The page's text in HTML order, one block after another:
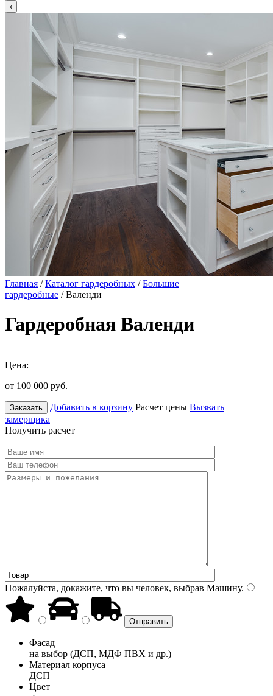
Главная /Каталог гардеробных /Большие
гардеробные / Валенди
Гардеробная Валенди
Цена:
от 100 000 руб.
Заказать Добавить в корзину Расчет цены Вызвать
замерщика
Получить расчет
Пожалуйста, докажите, что вы человек, выбрав Машину.
Фасад
на выбор (ДСП, МДФ ПВХ и др.)
Материал корпуса
ДСП
Цвет